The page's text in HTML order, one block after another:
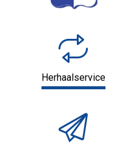
Herhaalservice